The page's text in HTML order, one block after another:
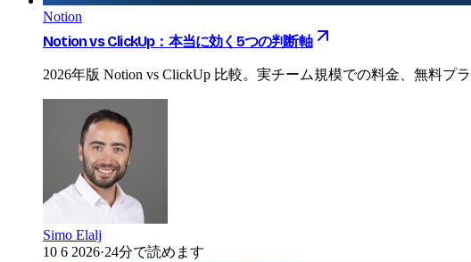
Notion
Notion vs ClickUp：本当に効く5つの判断軸
2026年版 Notion vs ClickUp 比較。実チーム規模での料金、無料
Simo Elalj
10 6 2026·24分で読めます